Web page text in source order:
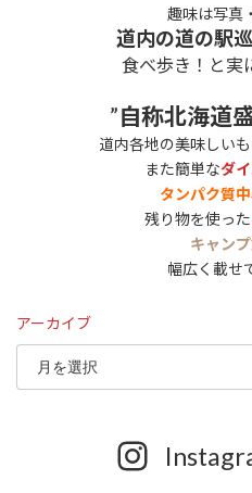
趣味は写真
道内の道の駅
食べ歩き！と実
”自称北海道
道内各地の美味しい
また簡単なダ
タンパク質
残り物を使った
キャン
幅広く載せ
アーカイブ